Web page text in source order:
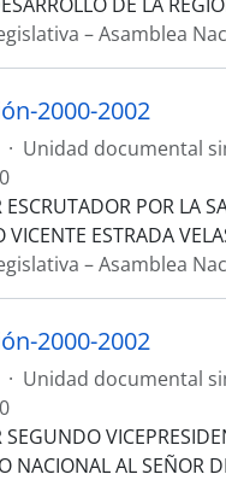
– Asamblea
2000-2002
· Unidad documental
ESCRUTADOR POR LA
ESTRADA
– Asamblea
2000-2002
· Unidad documental
SEGUNDO
NACIONAL AL SEÑOR